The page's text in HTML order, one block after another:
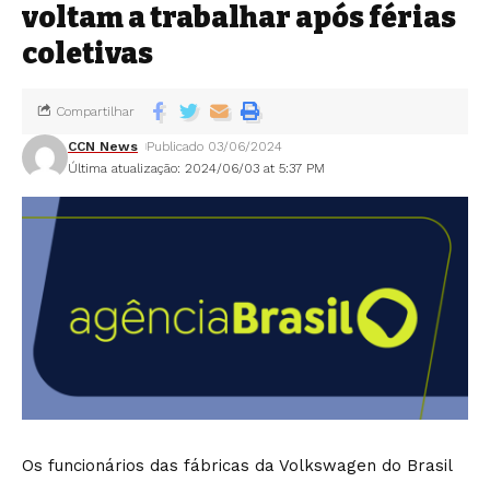
voltam a trabalhar após férias
coletivas
Última atualização: 2024/06/03 at 5:37 PM
CCN News Publicado 03/06/2024
Compartilhar
Os funcionários das fábricas da Volkswagen do Brasil